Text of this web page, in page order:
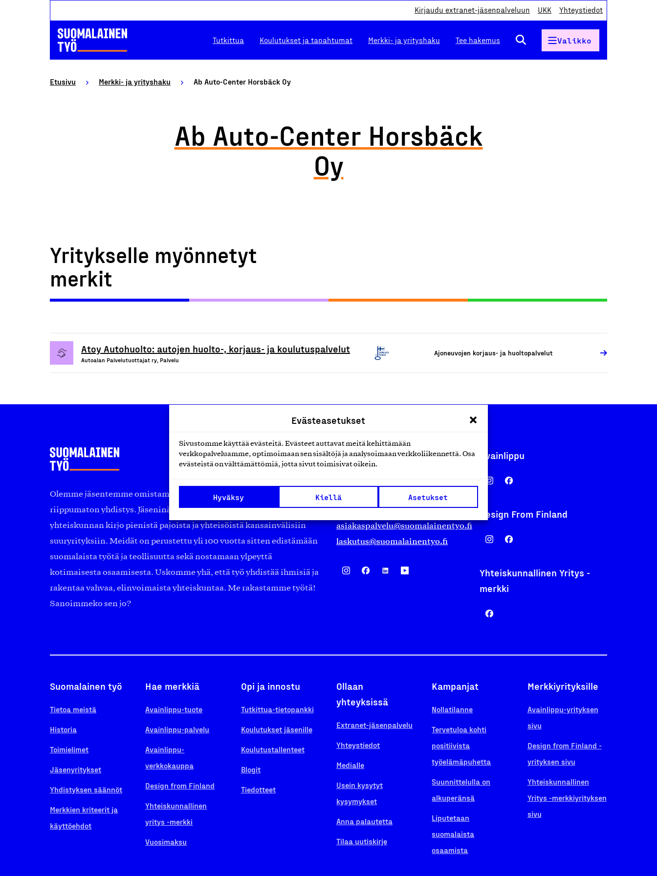
Evästeasetukset
Sivustomme käyttää evästeitä. Evästeet auttavat meitä kehittämään
verkkopalveluamme, optimoimaan sen sisältöjä ja analysoimaan verkkoliikennettä. Osa
evästeistä on välttämättömiä, jotta sivut toimisivat oikein.
Hyväksy Kiellä Asetukset
Kirjaudu extranet-jäsenpalveluun UKK Yhteystiedot
Tutkittua Koulutukset ja tapahtumat Merkki- ja yrityshaku Tee hakemus Valikko
Etusivu Merkki- ja yrityshaku Ab Auto-Center Horsbäck Oy
Ab Auto-Center Horsbäck
Oy
Yritykselle myönnetyt
merkit
Atoy Autohuolto: autojen huolto-, korjaus- ja koulutuspalvelut
Autoalan Palvelutuottajat ry, Palvelu
Ajoneuvojen korjaus- ja huoltopalvelut
Olemme jäsentemme omistama puolueeton, työmarkkinajärjestöistä
riippumaton yhdistys. Jäseninämme on koko suomalaisen
yhteiskunnan kirjo pienistä pajoista ja yhteisöistä kansainvälisiin
suuryrityksiin. Meidät on perustettu yli 100 vuotta sitten edistämään
suomalaista työtä ja teollisuutta sekä nostamaan ylpeyttä
kotimaisesta osaamisesta. Uskomme yhä, että työ yhdistää ihmisiä ja
rakentaa vahvaa, elinvoimaista yhteiskuntaa. Me rakastamme työtä!
Sanoimmeko sen jo?
Suomalainen työ ry
00130 Helsinki
Finland
asiakaspalvelu@suomalainentyo.fi
laskutus@suomalainentyo.fi
Avainlippu
Design From Finland
Yhteiskunnallinen Yritys -
merkki
Suomalainen työ
Tietoa meistä
Historia
Toimielimet
Jäsenyritykset
Yhdistyksen säännöt
Merkkien kriteerit ja
käyttöehdot
Hae merkkiä
Avainlippu-tuote
Avainlippu-palvelu
Avainlippu-
verkkokauppa
Design from Finland
Yhteiskunnallinen
yritys -merkki
Vuosimaksu
Opi ja innostu
Tutkittua-tietopankki
Koulutukset jäsenille
Koulutustallenteet
Blogit
Tiedotteet
Ollaan
yhteyksissä
Extranet-jäsenpalvelu
Yhteystiedot
Medialle
Usein kysytyt
kysymykset
Anna palautetta
Tilaa uutiskirje
Kampanjat
Nollatilanne
Tervetuloa kohti
positiivista
työelämäpuhetta
Suunnittelulla on
alkuperänsä
Liputetaan
suomalaista
osaamista
Merkkiyrityksille
Avainlippu-yrityksen
sivu
Design from Finland -
yrityksen sivu
Yhteiskunnallinen
Yritys -merkkiyrityksen
sivu